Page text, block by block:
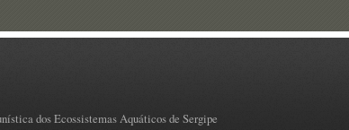
dos Ecossistemas Aquáticos de Sergipe